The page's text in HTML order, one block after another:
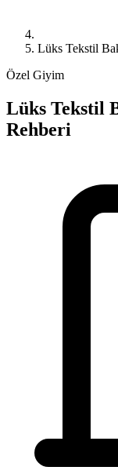
Lüks Tekstil
Özel Giyim
Lüks Tekstil
Rehberi